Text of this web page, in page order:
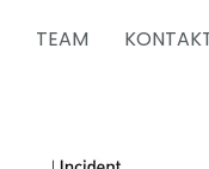
TEAM